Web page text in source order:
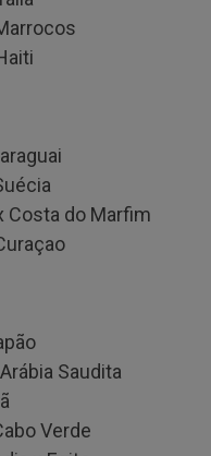
Costa do Marfim
Saudita
Verde